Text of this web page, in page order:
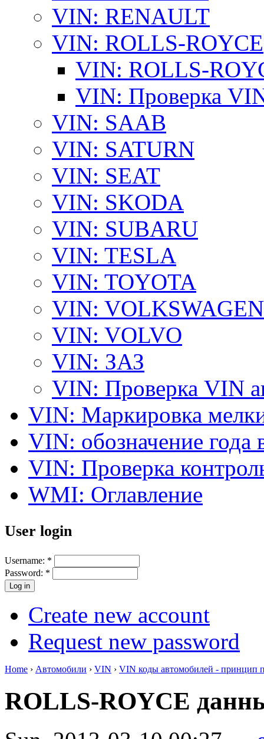
VIN: RENAULT
VIN: ROLLS-ROYCE
VIN: ROLLS-
VIN: Проверка
VIN: SAAB
VIN: SATURN
VIN: SEAT
VIN: SKODA
VIN: SUBARU
VIN: TESLA
VIN: TOYOTA
VIN: VOLKSWAGEN
VIN: VOLVO
VIN: ЗАЗ
VIN: Проверка VIN
VIN: Маркировка
VIN: обозначение года
VIN: Проверка
WMI: Оглавление
User login
Username: *
Password: *
Create new account
Request new password
Home › Автомобили › VIN › VIN коды автомобилей - принцип
ROLLS-ROYCE